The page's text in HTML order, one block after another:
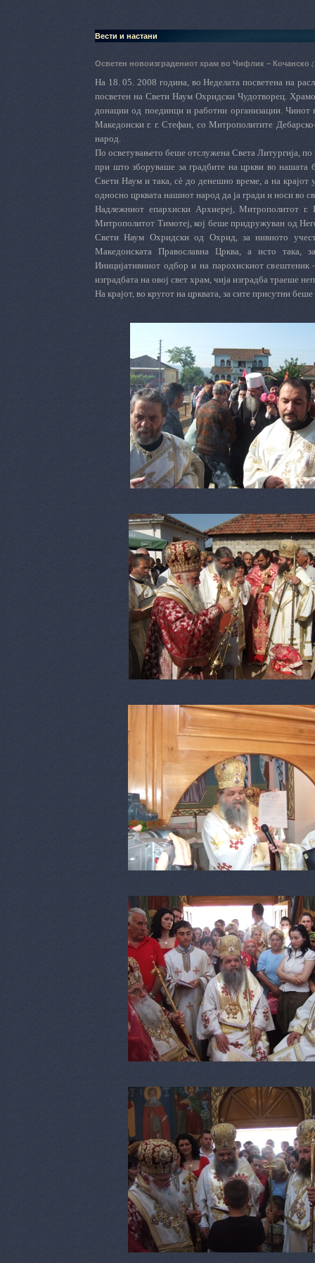
Вести и настани
Осветен новоизградениот храм во Чифлик – Кочанско
На 18. 05. 2008 година, во Неделата посветена на
посветен на Свети Наум Охридски Чудотворец.
донации од поединци и работни организации.
Македонски г. г. Стефан, со Митрополитите
народ.
По осветувањето беше отслужена Света Литургија,
при што зборуваше за градбите на цркви во нашата
Свети Наум и така, сè до денешно време, а на
односно црквата нашиот народ да ја гради и носи во
Надлежниот епархиски Архиереј, Митрополитот
Митрополитот Тимотеј, кој беше придружуван од
Свети Наум Охридски од Охрид, за нивното
Македонската Православна Црква, а исто така,
Иницијативниот одбор и на парохискиот свештеник
изградбата на овој свет храм, чија изградба траеше
На крајот, во кругот на црквата, за сите присутни